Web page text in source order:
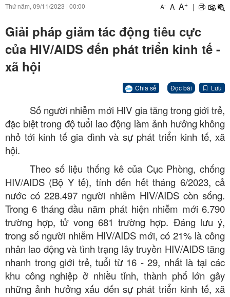
Thứ năm, 09/11/2023 | 00:00 A- A A+ |
Giải pháp giảm tác động tiêu cực
của HIV/AIDS đến phát triển kinh tế -
xã hội
Chia sẻ Đọc bài Lưu
Số người nhiễm mới HIV gia tăng trong giới trẻ,
đặc biệt trong độ tuổi lao động làm ảnh hưởng không
nhỏ tới kinh tế gia đình và sự phát triển kinh tế, xã
hội.
Theo số liệu thống kê của Cục Phòng, chống
HIV/AIDS (Bộ Y tế), tính đến hết tháng 6/2023, cả
nước có 228.497 người nhiễm HIV/AIDS còn sống.
Trong 6 tháng đầu năm phát hiện nhiễm mới 6.790
trường hợp, tử vong 681 trường hợp. Đáng lưu ý,
trong số người nhiễm HIV/AIDS mới, có 21% là công
nhân lao động và tình trạng lây truyền HIV/AIDS tăng
nhanh trong giới trẻ, tuổi từ 16 - 29, nhất là tại các
khu công nghiệp ở nhiều tỉnh, thành phố lớn gây
những ảnh hưởng xấu đến sự phát triển kinh tế, xã